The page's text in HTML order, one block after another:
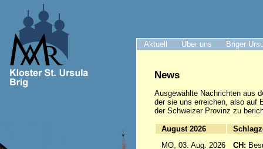
Aktuell Über uns Briger
News
Ausgewählte Nachrichten aus
der sie uns erreichen, also auf
der Schweizer Provinz zu
August 2026
MO, 03. Aug. 2026
CH: